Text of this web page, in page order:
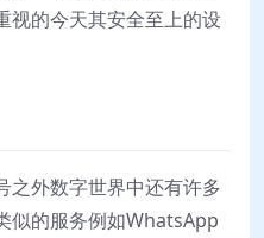
视的今天其安全至上的设
之外数字世界中还有许多
似的服务例如WhatsApp